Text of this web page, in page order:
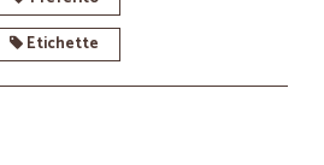
Etichette